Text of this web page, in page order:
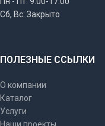
Сб, Вс: Закрыто
ПОЛЕЗНЫЕ ССЫЛКИ
О компании
Каталог
Услуги